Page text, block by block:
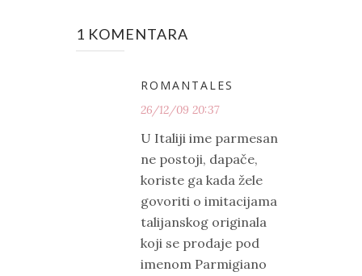
1 KOMENTARA
ROMANTALES
26/12/09 20:37
U Italiji ime parmesan
ne postoji, dapače,
koriste ga kada žele
govoriti o imitacijama
talijanskog originala
koji se prodaje pod
imenom Parmigiano